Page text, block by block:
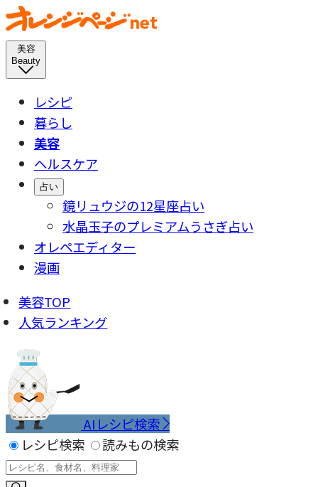
美容
Beauty
レシピ
暮らし
美容
ヘルスケア
占い
鏡リュウジの12星座占い
水晶玉子のプレミアムうさぎ占い
オレペエディター
漫画
美容TOP
人気ランキング
AIレシピ検索
レシピ検索
読みもの検索